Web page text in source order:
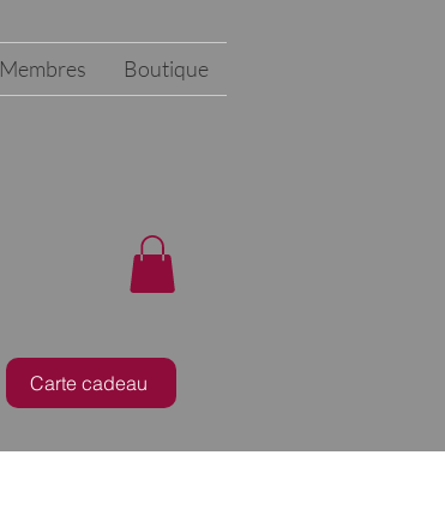
Membres Boutique
Carte cadeau